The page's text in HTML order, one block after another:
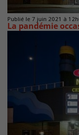
Publié le 7 juin 2021 à
La pandémie